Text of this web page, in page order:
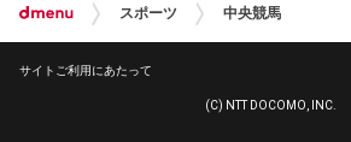
スポーツ 中央競馬
サイトご利用にあたって
(C) NTT DOCOMO, INC.